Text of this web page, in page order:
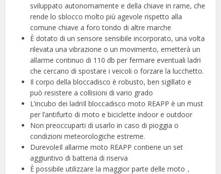
sviluppato autonomamente e della chiave in rame, che
rende lo sblocco molto più agevole rispetto alla
comune chiave a foro tondo di altre marche
È dotato di un sensore sensibile incorporato, una volta
rilevata una vibrazione o un movimento, emetterà un
allarme continuo di 110 db per fermare eventuali ladri
che cercano di spostare i veicoli o forzare la lucchetto.
Il corpo della bloccadisco è robusto, ben sigillato e
può resistere a collisioni di vario grado
L’incubo dei ladriIl bloccadisco moto REAPP è un must
per l’antifurto di moto e biciclette indoor e outdoor
Non preoccuparti di usarlo in caso di pioggia o
condizioni meteorologiche estreme.
DurevoleIl allarme moto REAPP contiene un set
aggiuntivo di batteria di riserva
È possibile utilizzare la maggior parte delle moto，